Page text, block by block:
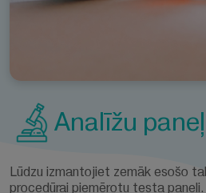
Analīžu
Lūdzu izmantojiet zemāk esošo
procedūrai piemērotu testa paneli.